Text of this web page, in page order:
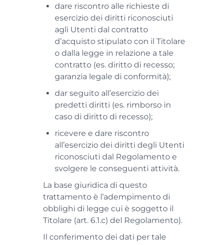
dare riscontro alle richieste di
esercizio dei diritti riconosciuti
agli Utenti dal contratto
d’acquisto stipulato con il Titolare
o dalla legge in relazione a tale
contratto (es. diritto di recesso;
garanzia legale di conformità);
dar seguito all’esercizio dei
predetti diritti (es. rimborso in
caso di diritto di recesso);
ricevere e dare riscontro
all’esercizio dei diritti degli Utenti
riconosciuti dal Regolamento e
svolgere le conseguenti attività.
La base giuridica di questo
trattamento è l’adempimento di
obblighi di legge cui è soggetto il
Titolare (art. 6.1.c) del Regolamento).
Il conferimento dei dati per tale